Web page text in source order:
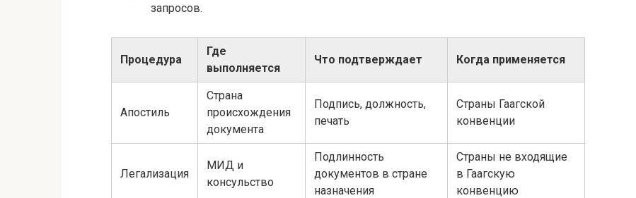
запросов.
Процедура
Где
выполняется
Что подтверждает Когда применяется
Апостиль
Страна
происхождения
документа
Подпись, должность,
печать
Страны Гаагской
конвенции
Легализация
МИД и
консульство
Подлинность
документов в стране
назначения
Страны не входящие
в Гаагскую
конвенцию